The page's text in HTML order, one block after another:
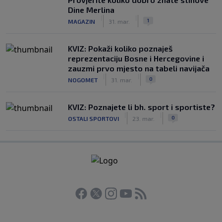
Dine Merlina
MAGAZIN 31. mar. 1
KVIZ: Pokaži koliko poznaješ
reprezentaciju Bosne i Hercegovine i
zauzmi prvo mjesto na tabeli navijača
NOGOMET 31. mar. 0
KVIZ: Poznajete li bh. sport i sportiste?
OSTALI SPORTOVI 23. mar. 0